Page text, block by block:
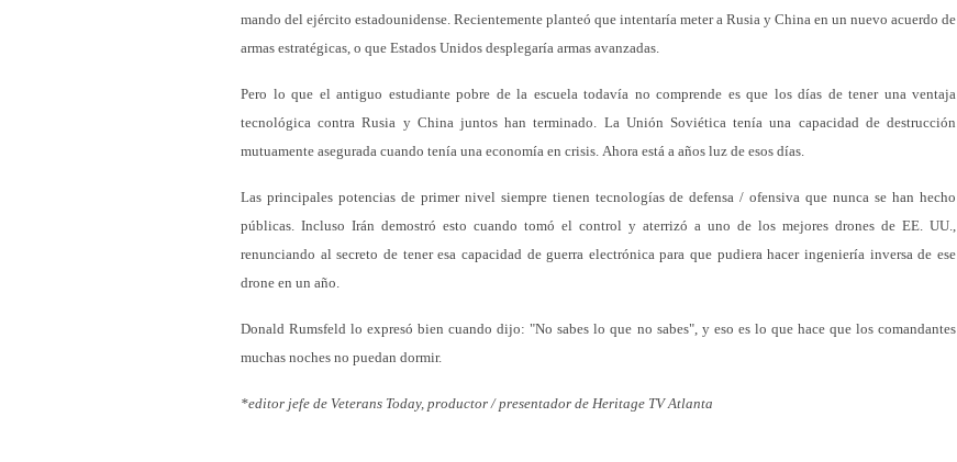
mando del ejército estadounidense. Recientemente planteó que intentaría meter a Rusia y China en un nuevo acuerdo de
armas estratégicas, o que Estados Unidos desplegaría armas avanzadas.
Pero lo que el antiguo estudiante pobre de la escuela todavía no comprende es que los días de tener una ventaja
tecnológica contra Rusia y China juntos han terminado. La Unión Soviética tenía una capacidad de destrucción
mutuamente asegurada cuando tenía una economía en crisis. Ahora está a años luz de esos días.
Las principales potencias de primer nivel siempre tienen tecnologías de defensa / ofensiva que nunca se han hecho
públicas. Incluso Irán demostró esto cuando tomó el control y aterrizó a uno de los mejores drones de EE. UU.,
renunciando al secreto de tener esa capacidad de guerra electrónica para que pudiera hacer ingeniería inversa de ese
drone en un año.
Donald Rumsfeld lo expresó bien cuando dijo: "No sabes lo que no sabes", y eso es lo que hace que los comandantes
muchas noches no puedan dormir.
*editor jefe de Veterans Today, productor / presentador de Heritage TV Atlanta